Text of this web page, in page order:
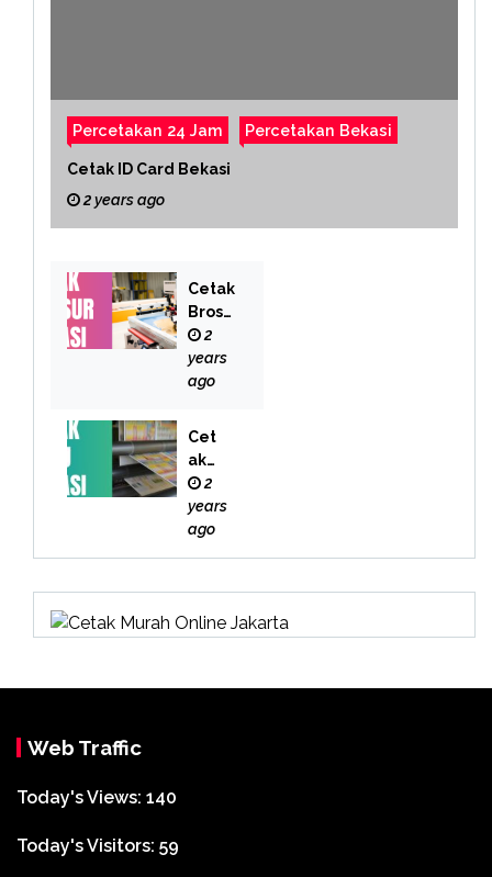
Percetakan 24 Jam Percetakan Bekasi
Cetak ID Card Bekasi
2 years ago
Cetak
Brosu
r
Bekas
i
2
years
ago
Cet
ak
Buk
u
Bek
2
years
ago
Web Traffic
Today's Views: 140
Today's Visitors: 59